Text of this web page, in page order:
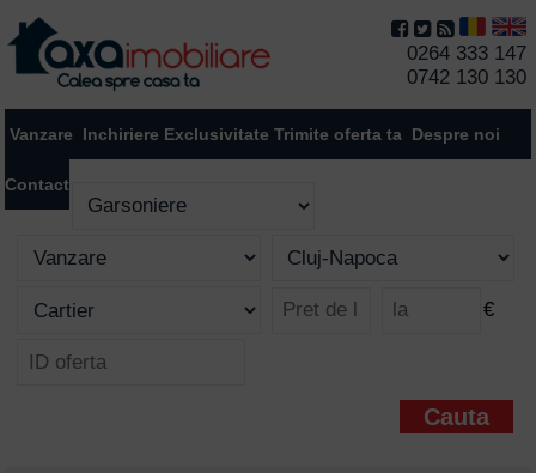
0264 333 147
0742 130 130
Vanzare Inchiriere Exclusivitate Trimite oferta ta Despre noi
Contact
€